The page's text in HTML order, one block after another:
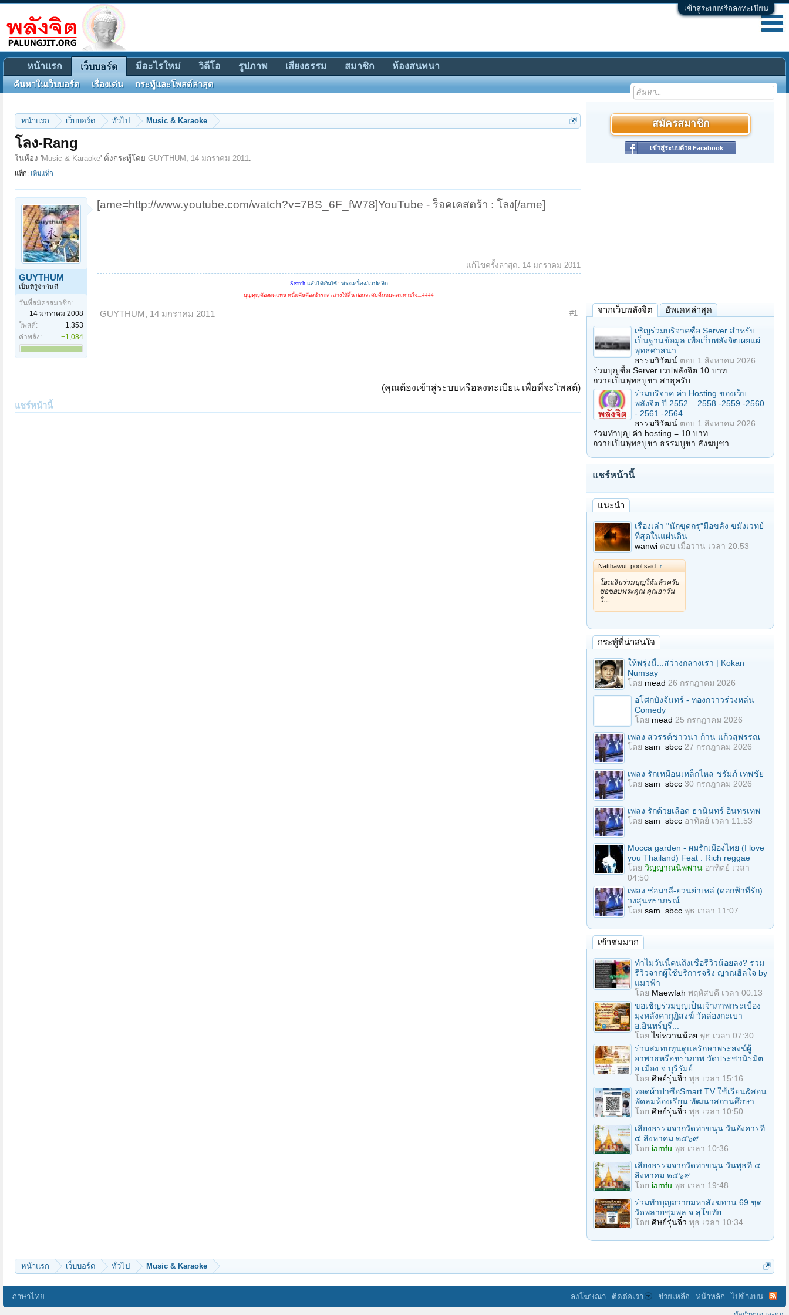
เข้าสู่ระบบหรือลงทะเบียน
หน้าแรก เว็บบอร์ด ทั่วไป Music & Karaoke
โลง-Rang
ในห้อง 'Music & Karaoke' ตั้งกระทู้โดย GUYTHUM , 14 มกราคม 2011.
แท็ก: เพิ่มแท็ก
GUYTHUM
เป็นที่รู้จักกันดี
วันที่สมัครสมาชิก:
14 มกราคม 2008
โพสต์:
1,353
ค่าพลัง:
+1,084
[ame=http://www.youtube.com/watch?v=7BS_6F_fW78]YouTube - ร็อคเคสตร้า : โลง[/ame]
แก้ไขครั้งล่าสุด: 14 มกราคม 2011
Search แล้วได้เงินใช้ ; พระเครื่อง/เวปคลิก
บุญคุญต้องทดแทน หนี้แค้นต้องชำระสะสางให้สิ้น ก่อนจะดับดิ้นหมดลมหายใจ....4444
GUYTHUM , 14 มกราคม 2011 #1
(คุณต้องเข้าสู่ระบบหรือลงทะเบียน เพื่อที่จะโพสต์)
แชร์หน้านี้
สมัครสมาชิก
เข้าสู่ระบบด้วย Facebook
จากเว็บพลังจิต อัพเดทล่าสุด
เชิญร่วมบริจาคซื้อ Server สำหรับ
เป็นฐานข้อมูล เพื่อเว็บพลังจิตเผยแผ่
พุทธศาสนา
ธรรมวิวัฒน์ ตอบ 1 สิงหาคม 2026
ร่วมบุญซื้อ Server เวปพลังจิต 10 บาท
ถวายเป็นพุทธบูชา สาธุครับ…
ร่วมบริจาค ค่า Hosting ของเว็บ
พลังจิต ปี 2552 ...2558 -2559 -2560
- 2561 -2564
ธรรมวิวัฒน์ ตอบ 1 สิงหาคม 2026
ร่วมทำบุญ ค่า hosting = 10 บาท
ถวายเป็นพุทธบูชา ธรรมบูชา สังฆบูชา…
แชร์หน้านี้
แนะนำ
เรื่องเล่า "นักขุดกรุ"มือขลัง ขมังเวทย์
ที่สุดในแผ่นดิน
wanwi ตอบ เมื่อวาน เวลา 20:53
Natthawut_pool said: ↑
โอนเงินร่วมบุญให้แล้วครับ
ขอขอบพระคุณ คุณอาวัน
วิ…
กระทู้ที่น่าสนใจ
ให้พรุ่งนี้...สว่างกลางเรา | Kokan
Numsay
โดย mead 26 กรกฎาคม 2026
อโศกบังจันทร์ - ทองกวาวร่วงหล่น
Comedy
โดย mead 25 กรกฎาคม 2026
เพลง สวรรค์ชาวนา ก้าน แก้วสุพรรณ
โดย sam_sbcc 27 กรกฎาคม 2026
เพลง รักเหมือนเหล็กไหล ชรัมภ์ เทพชัย
โดย sam_sbcc 30 กรกฎาคม 2026
เพลง รักด้วยเลือด ธานินทร์ อินทรเทพ
โดย sam_sbcc อาทิตย์ เวลา 11:53
Mocca garden - ผมรักเมืองไทย (I love
you Thailand) Feat : Rich reggae
โดย วิญญาณนิพพาน อาทิตย์ เวลา
04:50
เพลง ช่อมาลี-ยวนย่าเหล่ (ดอกฟ้าที่รัก)
วงสุนทราภรณ์
โดย sam_sbcc พุธ เวลา 11:07
เข้าชมมาก
ทำไมวันนี้คนถึงเชื่อรีวิวน้อยลง? รวม
รีวิวจากผู้ใช้บริการจริง ญาณฮีลใจ by
แมวฟ้า
โดย Maewfah พฤหัสบดี เวลา 00:13
ขอเชิญร่วมบุญเป็นเจ้าภาพกระเบื้อง
มุงหลังคากุฏิสงฆ์ วัดล่องกะเบา
อ.อินทร์บุรี...
โดยไข่หวานน้อย พุธ เวลา 07:30
ร่วมสมทบทุนดูแลรักษาพระสงฆ์ผู้
อาพาธหรือชราภาพ วัดประชานิรมิต
อ.เมือง จ.บุรีรัมย์
โดย ศิษย์รุ่นจิ๋ว พุธ เวลา 15:16
ทอดผ้าป่าซื้อSmart TV ใช้เรียน&สอน
พัดลมห้องเรียน พัฒนาสถานศึกษา...
โดย ศิษย์รุ่นจิ๋ว พุธ เวลา 10:50
เสียงธรรมจากวัดท่าขนุน วันอังคารที่
๔ สิงหาคม ๒๕๖๙
โดย iamfu พุธ เวลา 10:36
เสียงธรรมจากวัดท่าขนุน วันพุธที่ ๕
สิงหาคม ๒๕๖๙
โดย iamfu พุธ เวลา 19:48
ร่วมทําบุญถวายมหาสังฆทาน 69 ชุด
วัดพลายชุมพล จ.สุโขทัย
โดย ศิษย์รุ่นจิ๋ว พุธ เวลา 10:34
หน้าแรก เว็บบอร์ด ทั่วไป Music & Karaoke
หน้าแรก เว็บบอร์ด
ค้นหาในเว็บบอร์ด เรื่องเด่น กระทู้และโพสต์ล่าสุด
มีอะไรใหม่ วิดีโอ รูปภาพ เสียงธรรม สมาชิก ห้องสนทนา
ภาษาไทย ลงโฆษณา ติดต่อเรา ช่วยเหลือ หน้าหลัก ไปข้างบน